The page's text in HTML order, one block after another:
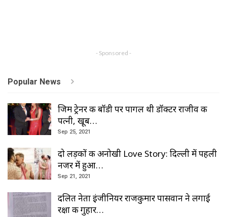
- Sponsored -
Popular News
जिम ट्रेनर की बॉडी पर पागल थी डॉक्टर राजीव की
पत्नी, खूब…
Sep 25, 2021
दो लड़कों की अनोखी Love Story: दिल्ली में पहली
नजर में हुआ…
Sep 21, 2021
दलित नेता इंजीनियर राजकुमार पासवान ने लगाई
रक्षा की गुहार…